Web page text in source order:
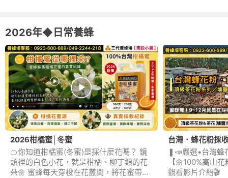
(5～7折)販售不實產品，常態性低價(限時
特賣、買X送X)，產品多樣+銷量驚人，商
業性質濃厚，非真蜂農表現。 👉️只是比價
永遠也嘗不到好蜜🍯 👉️老話一句：請相信
一分錢一分貨 ‼️
2026年◆日常養蜂
2026柑橘蜜│冬蜜
🍊你知道柑橘蜜(冬蜜)是採什麼花嗎？ 鏡
頭裡的白色小花，就是柑橘、柳丁類的花
朵🌼 蜜蜂每天穿梭在花叢間，將花蜜帶回
台灣．蜂花粉採
❚📣嚴選•台灣蜂
【🌼100%高山
觀看影片介紹🎬️